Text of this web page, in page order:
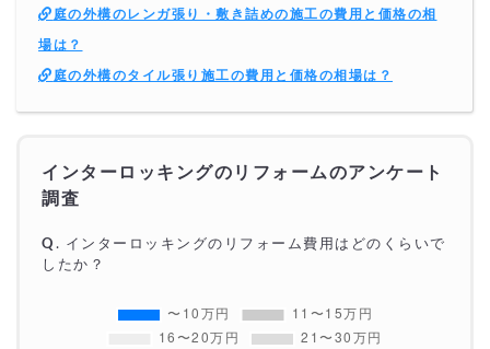
庭の外構のレンガ張り・敷き詰めの施工の費用と価格の相
場は？
庭の外構のタイル張り施工の費用と価格の相場は？
インターロッキングのリフォームのアンケート
調査
Q . インターロッキングのリフォーム費用はどのくらいで
したか？